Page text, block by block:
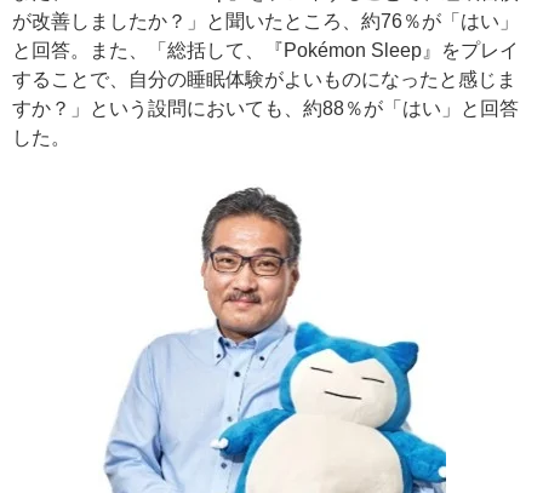
が改善しましたか？」と聞いたところ、約76％が「はい」
と回答。また、「総括して、『Pokémon Sleep』をプレイ
することで、自分の睡眠体験がよいものになったと感じま
すか？」という設問においても、約88％が「はい」と回答
した。